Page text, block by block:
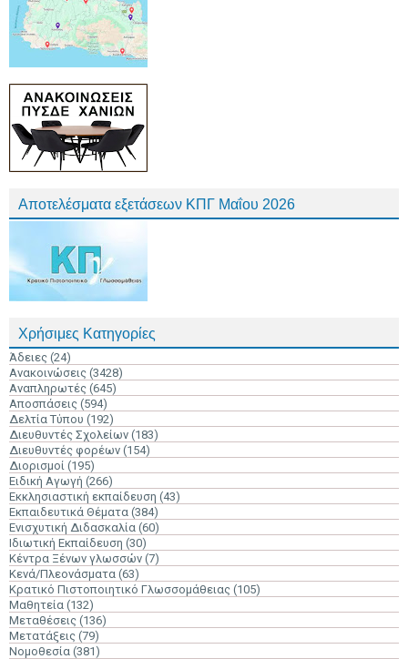
Αποτελέσματα εξετάσεων ΚΠΓ Μαΐου 2026
Χρήσιμες Κατηγορίες
Άδειες (24)
Ανακοινώσεις (3428)
Αναπληρωτές (645)
Αποσπάσεις (594)
Δελτία Τύπου (192)
Διευθυντές Σχολείων (183)
Διευθυντές φορέων (154)
Διορισμοί (195)
Ειδική Αγωγή (266)
Εκκλησιαστική εκπαίδευση (43)
Εκπαιδευτικά Θέματα (384)
Ενισχυτική Διδασκαλία (60)
Ιδιωτική Εκπαίδευση (30)
Κέντρα Ξένων γλωσσών (7)
Κενά/Πλεονάσματα (63)
Κρατικό Πιστοποιητικό Γλωσσομάθειας (105)
Μαθητεία (132)
Μεταθέσεις (136)
Μετατάξεις (79)
Νομοθεσία (381)